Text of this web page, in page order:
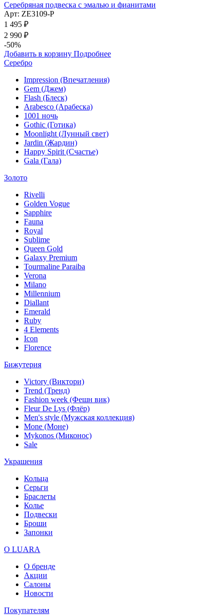
Серебряная подвеска с эмалью и фианитами
Арт: ZE3109-P
1 495 ₽
2 990 ₽
-50%
Добавить в корзину Подробнее
Серебро
Impression (Впечатления)
Gem (Джем)
Flash (Блеск)
Arabesco (Арабеска)
1001 ночь
Gothic (Готика)
Moonlight (Лунный свет)
Jardin (Жардин)
Happy Spirit (Счастье)
Gala (Гала)
Золото
Rivelli
Golden Vogue
Sapphire
Fauna
Royal
Sublime
Queen Gold
Galaxy Premium
Tourmaline Paraiba
Verona
Milano
Millennium
Diallant
Emerald
Ruby
4 Elements
Icon
Florence
Бижутерия
Victory (Виктори)
Trend (Тренд)
Fashion week (Фешн вик)
Fleur De Lys (Флёр)
Men's style (Мужская коллекция)
Mone (Моне)
Mykonos (Миконос)
Sale
Украшения
Кольца
Серьги
Браслеты
Колье
Подвески
Броши
Запонки
О LUARA
О бренде
Акции
Салоны
Новости
Покупателям